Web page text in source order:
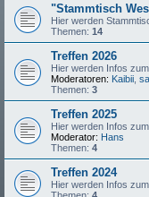
"Stammtisch
Hier werden
Themen: 14
Treffen 2026
Hier werden Infos
Moderatoren: Kaibii
Themen: 3
Treffen 2025
Hier werden Infos
Moderator: Hans
Themen: 4
Treffen 2024
Hier werden Infos